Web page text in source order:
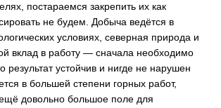
постараемся закрепить их как
не будем. Добыча ведётся в
условиях, северная природа и
вклад в работу — сначала необходимо
результат устойчив и нигде не нарушен
в большей степени горных работ,
довольно большое поле для